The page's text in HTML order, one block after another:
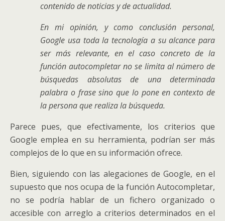
contenido de noticias y de actualidad.
En mi opinión, y como conclusión personal,
Google usa toda la tecnología a su alcance para
ser más relevante, en el caso concreto de la
función autocompletar no se limita al número de
búsquedas absolutas de una determinada
palabra o frase sino que lo pone en contexto de
la persona que realiza la búsqueda.
Parece pues, que efectivamente, los criterios que
Google emplea en su herramienta, podrían ser más
complejos de lo que en su información ofrece.
Bien, siguiendo con las alegaciones de Google, en el
supuesto que nos ocupa de la función Autocompletar,
no se podría hablar de un fichero organizado o
accesible con arreglo a criterios determinados en el